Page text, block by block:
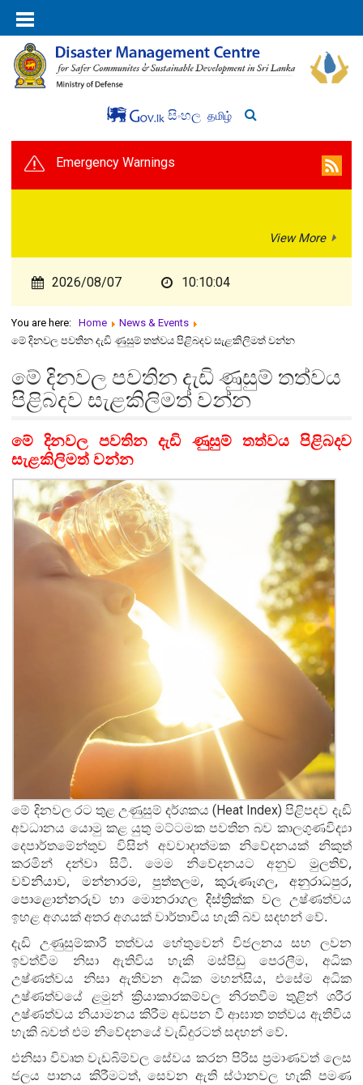
සිංහල தமிழ்
Emergency Warnings
View More
2026/08/07 10:10:04
You are here: Home
News & Events
මේ දිනවල පවතින දැඩි ණුසුම් තත්වය පිළිබදව සැළකිලිමත් වන්න
මේ දිනවල පවතින දැඩි ණුසුම් තත්වය
පිළිබදව සැළකිලිමත් වන්න
මේ දිනවල පවතින දැඩි ණුසුම් තත්වය පිළිබදව
සැළකිලිමත් වන්න
මේ දිනවල රට තුළ උණුසුම් දර්ශකය(Heat Index) පිළිපදව දැඩි
අවධානය යොමු කළ යුතු මට්ටමක පවතින බව කාලගුණවිද්‍යා
දෙපාර්තමේන්තුව විසින් අවවාදාත්මක නිවේදනයක් නිකුත්
කරමින් දන්වා සිටී. මෙම නිවේදනයට අනුව මුලතිව්,
වව්නියාව, මන්නාරම, පුත්තලම, කුරුණෑගල, අනුරාධපුර,
පොළොන්නරුව හා මොනරාගල දිස්ත්‍රික්ක වල උෂ්ණත්වය
ඉහළ අගයක් අතර අගයක් වාර්තාවිය හැකි බව සදහන් වේ.
දැඩි උණුසුම්කාරී තත්වය හේතුවෙන් විජලනය සහ ලවන
ඉවත්වීම නිසා ඇතිවිය හැකි මස්පිඩු පෙරලීම, අධික
උෂ්ණත්වය නිසා ඇතිවන අධික මහන්සිය, එසේම අධික
උෂ්ණත්වයේ ළමුන් ක්‍රියාකාරකම්වල නිරතවීම තුළින් ශරීර
උෂ්ණත්වය නියාමනය කිරීම අඩපන වී ආඝාත තත්වය ඇතිවිය
හැකි බවත් එම නිවේදනයේ වැඩිදුරටත් සදහන් වේ.
එනිසා විවෘත වැඩබිම්වල සේවය කරන පිරිස ප්‍රමාණවත් ලෙස
ජලය පානය කිරීමටත්, සෙවන ඇති ස්ථානවල හැකි පමණ